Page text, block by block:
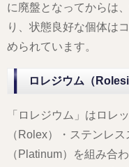
に廃盤となってからは
り、状態良好な個体は
められています。
ロレジウム（
「ロレジウム」はロレ
（Rolex）・ステンレ
（Platinum）を組み合